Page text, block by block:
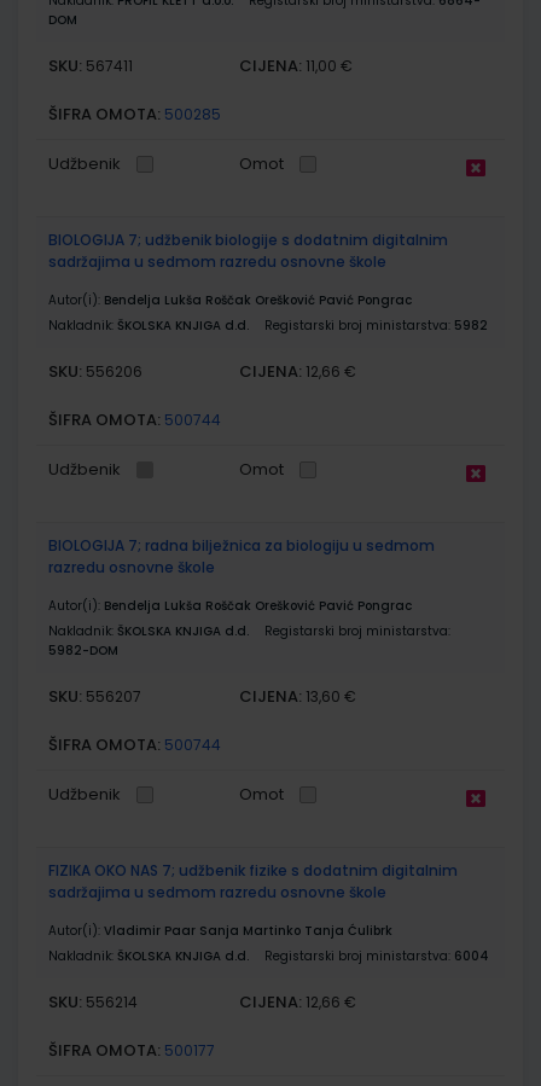
DOM
SKU: 567411 CIJENA: 11,00 €
ŠIFRA OMOTA: 500285
Udžbenik Omot
BIOLOGIJA 7; udžbenik biologije s dodatnim digitalnim
sadržajima u sedmom razredu osnovne škole
Autor(i): Bendelja Lukša Roščak Orešković Pavić Pongrac
Nakladnik: ŠKOLSKA KNJIGA d.d. Registarski broj ministarstva: 5982
SKU: 556206 CIJENA: 12,66 €
ŠIFRA OMOTA: 500744
Udžbenik Omot
BIOLOGIJA 7; radna bilježnica za biologiju u sedmom
razredu osnovne škole
Autor(i): Bendelja Lukša Roščak Orešković Pavić Pongrac
Nakladnik: ŠKOLSKA KNJIGA d.d.
Registarski broj ministarstva:
5982-DOM
SKU: 556207 CIJENA: 13,60 €
ŠIFRA OMOTA: 500744
Udžbenik Omot
FIZIKA OKO NAS 7; udžbenik fizike s dodatnim digitalnim
sadržajima u sedmom razredu osnovne škole
Autor(i): Vladimir Paar Sanja Martinko Tanja Ćulibrk
Nakladnik: ŠKOLSKA KNJIGA d.d. Registarski broj ministarstva: 6004
SKU: 556214 CIJENA: 12,66 €
ŠIFRA OMOTA: 500177